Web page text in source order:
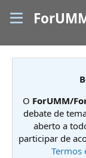
O ForUMM/
debate de
aberto a
participar de
Termos